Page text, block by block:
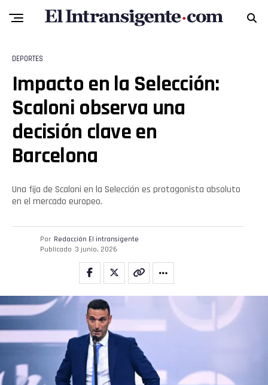
DEPORTES
Impacto en la Selección:
Scaloni observa una
decisión clave en
Barcelona
Una fija de Scaloni en la Selección es protagonista absoluto
en el mercado europeo.
Por Redacción El intransigente
Publicado 3 junio, 2026
Flipboard
Reddit
Pinterest
Whatsapp